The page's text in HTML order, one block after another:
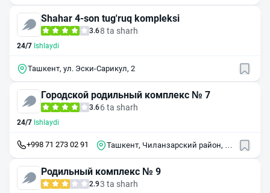
Shahar 4-son tug'ruq kompleksi
3.68 ta sharh
24/7 Ishlaydi
Ташкент, ул. Эски-Сарикул, 2
Городской родильный комплекс № 7
3.66 ta sharh
24/7 Ishlaydi
+998 71 273 02 91
Ташкент, Чиланзарский район, 1-
Родильный комплекс № 9
2.93 ta sharh